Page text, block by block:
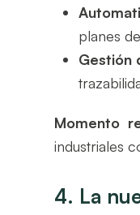
planes
Gestión
Momento
industriales
4. La